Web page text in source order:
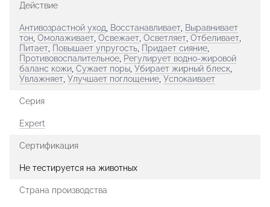
Действие
Антивозрастной уход Восстанавливает Выравнивает
тон Омолаживает Освежает Осветляет Отбеливает
Питает Повышает упругость Придает сияние
Противовоспалительное Регулирует водно-жировой
баланс кожи Сужает поры Убирает жирный блеск
Увлажняет Улучшает поглощение Успокаивает
Серия
Expert
Сертификация
Не тестируется на животных
Страна производства